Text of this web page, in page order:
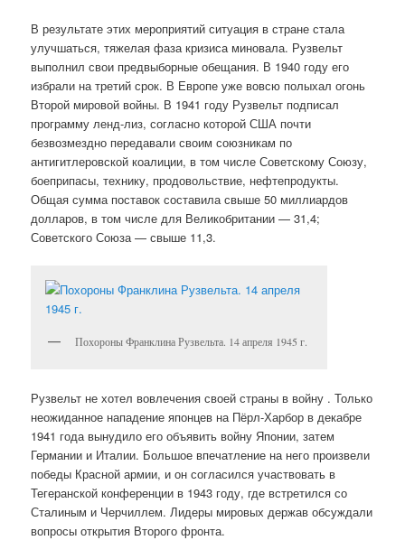
В результате этих мероприятий ситуация в стране стала
улучшаться, тяжелая фаза кризиса миновала. Рузвельт
выполнил свои предвыборные обещания. В 1940 году его
избрали на третий срок. В Европе уже вовсю полыхал огонь
Второй мировой войны. В 1941 году Рузвельт подписал
программу ленд-лиз, согласно которой США почти
безвозмездно передавали своим союзникам по
антигитлеровской коалиции, в том числе Советскому Союзу,
боеприпасы, технику, продовольствие, нефтепродукты.
Общая сумма поставок составила свыше 50 миллиардов
долларов, в том числе для Великобритании — 31,4;
Советского Союза — свыше 11,3.
Похороны Франклина Рузвельта. 14 апреля 1945 г.
Рузвельт не хотел вовлечения своей страны в войну . Только
неожиданное нападение японцев на Пёрл-Харбор в декабре
1941 года вынудило его объявить войну Японии, затем
Германии и Италии. Большое впечатление на него произвели
победы Красной армии, и он согласился участвовать в
Тегеранской конференции в 1943 году, где встретился со
Сталиным и Черчиллем. Лидеры мировых держав обсуждали
вопросы открытия Второго фронта.